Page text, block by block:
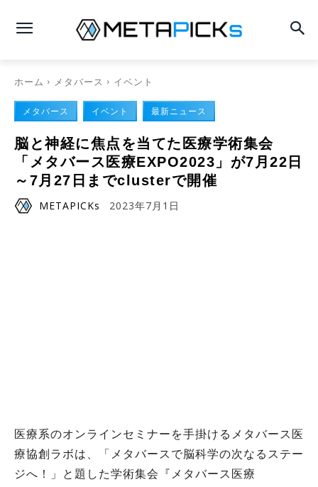
ホーム メタバース イベント
メタバース イベント 最新ニュース
脳と神経に焦点を当てた医療学術集会
「メタバース医療EXPO2023」が7月22日
～7月27日までclusterで開催
METAPICKs 2023年7月1日
医療系のオンラインセミナーを手掛けるメタバース医
療協創ラボは、「メタバースで脳科学の次なるステー
ジへ！」と題した学術集会『メタバース医療